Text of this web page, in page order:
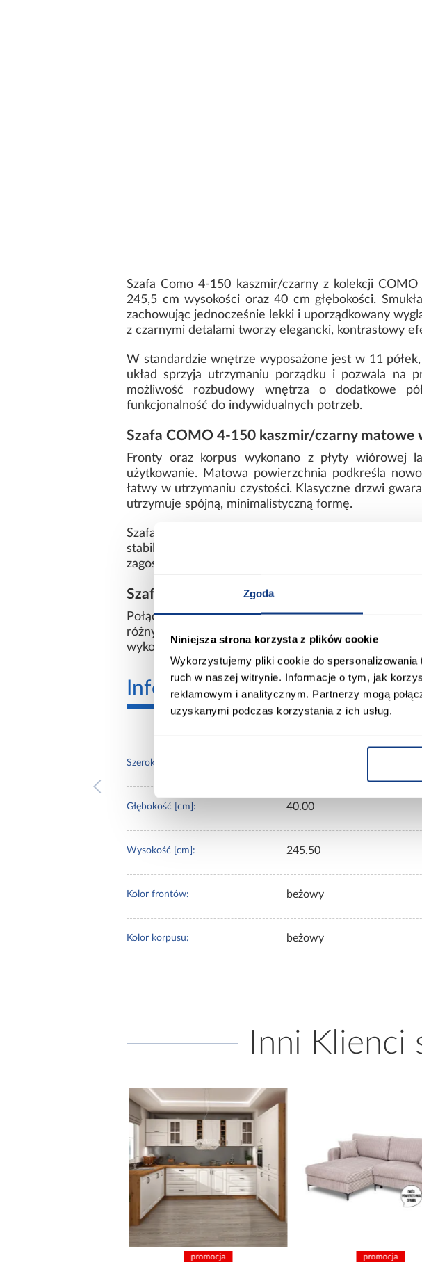
Zgoda
Niniejsza strona korzysta z plików cookie
Wykorzystujemy pliki cookie do
ruch w naszej witrynie. Informacje o tym, jak
reklamowym i analitycznym. Partnerzy mogą
uzyskanymi podczas korzystania z ich usług.
Szafa Como 4-150 kaszmir/czarny z kolekcji
245,5 cm wysokości oraz 40 cm głębokości.
zachowując jednocześnie lekki i uporządkowany
z czarnymi detalami tworzy elegancki, kontrastowy
W standardzie wnętrze wyposażone jest w 11
układ sprzyja utrzymaniu porządku i pozwala na
możliwość rozbudowy wnętrza o dodatkowe
funkcjonalność do indywidualnych potrzeb.
Szafa COMO 4-150 kaszmir/czarny matowe
Fronty oraz korpus wykonano z płyty wiórowej
użytkowanie. Matowa powierzchnia podkreśla
łatwy w utrzymaniu czystości. Klasyczne drzwi
utrzymuje spójną, minimalistyczną formę.
Szafa Como 4-150 kaszmir/czarny waży 118,75
stabilna konstrukcja sprawiają, że model
zagospodarować dostępną przestrzeń.
Szafa COMO kaszmir/czarny elegancki
Połączenie kaszmiru z czarnymi akcentami
różnymi aranżacjami wnętrz. Smukła bryła oraz
wykorzystaniem przestrzeni, zachowując spójny i
Informacje Transport
Szerokość [cm]:
Głębokość [cm]: 40.00
Wysokość [cm]: 245.50
Kolor frontów: beżowy
Kolor korpusu: beżowy
Inni Klienci
promocja promocja